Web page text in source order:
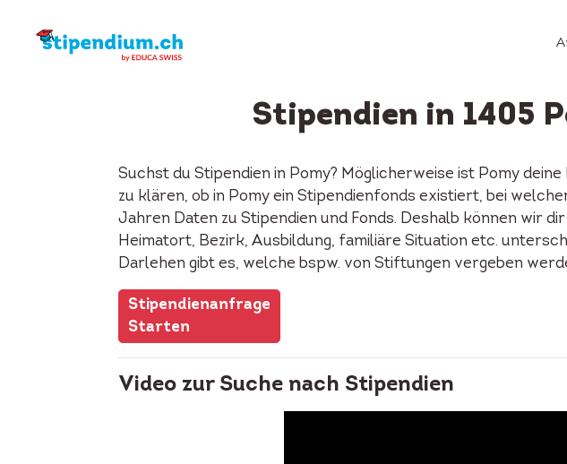
Stipendien in 1405
Suchst du Stipendien in Pomy? Möglicherweise ist Pomy
zu klären, ob in Pomy ein Stipendienfonds existiert, bei
Jahren Daten zu Stipendien und Fonds. Deshalb können wir
Heimatort, Bezirk, Ausbildung, familiäre Situation etc.
Darlehen gibt es, welche bspw. von Stiftungen vergeben
Stipendienanfrage
Starten
Video zur Suche nach Stipendien